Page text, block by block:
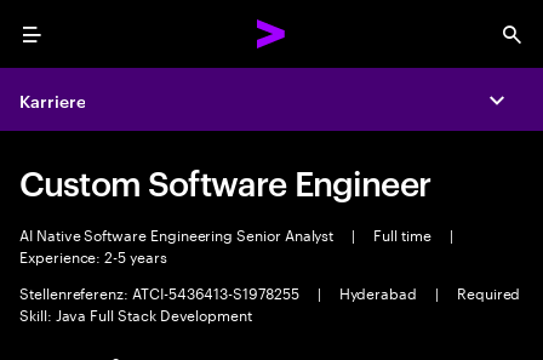
Menu
Karriere
Custom Software Engineer
AI Native Software Engineering Senior Analyst | Full time
|
Experience: 2-5 years
Stellenreferenz: ATCI-5436413-S1978255
| Hyderabad |
Required
Skill: Java Full Stack Development